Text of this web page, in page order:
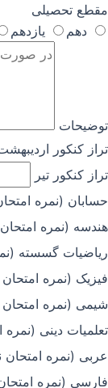
مقطع تحصیلی
دهم
یازدهم
توضیحات
تراز کنکور
تراز کنکور تیر
حسابان (نمره
هندسه (نمره امتحان
ریاضیات گسسته
فیزیک (نمره امتحان
شیمی (نمره امتحان
تعلمیات دینی (نمره
عربی (نمره امتحان
فارسی (نمره